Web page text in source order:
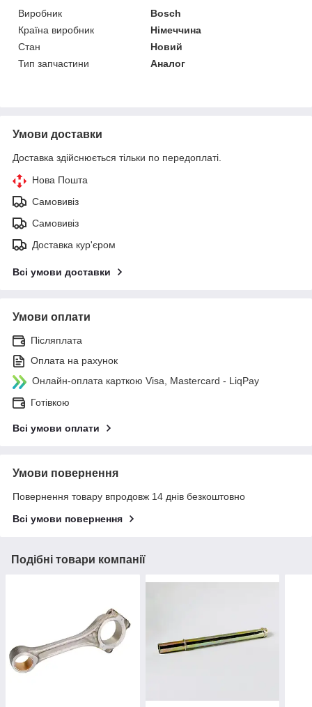
Виробник
Bosch
Країна виробник
Німеччина
Стан
Новий
Тип запчастини
Аналог
Умови доставки
Доставка здійснюється тільки по передоплаті.
Нова Пошта
Самовивіз
Самовивіз
Доставка кур'єром
Всі умови доставки
Умови оплати
Післяплата
Оплата на рахунок
Онлайн-оплата карткою Visa, Mastercard - LiqPay
Готівкою
Всі умови оплати
Умови повернення
Повернення товару впродовж 14 днів безкоштовно
Всі умови повернення
Подібні товари компанії